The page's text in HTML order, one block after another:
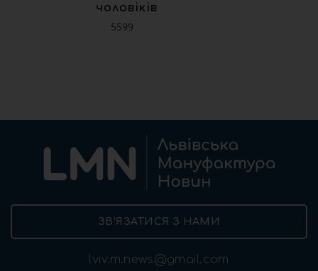
чоловіків
5599
ЗВ’ЯЗАТИСЯ З НАМИ
lviv.m.news@gmail.com